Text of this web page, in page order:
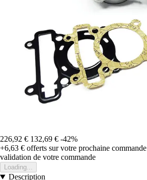
226,92 € 132,69 € -42%
+6,63 € offerts sur votre prochaine commande
validation de votre commande
Loading...
Description